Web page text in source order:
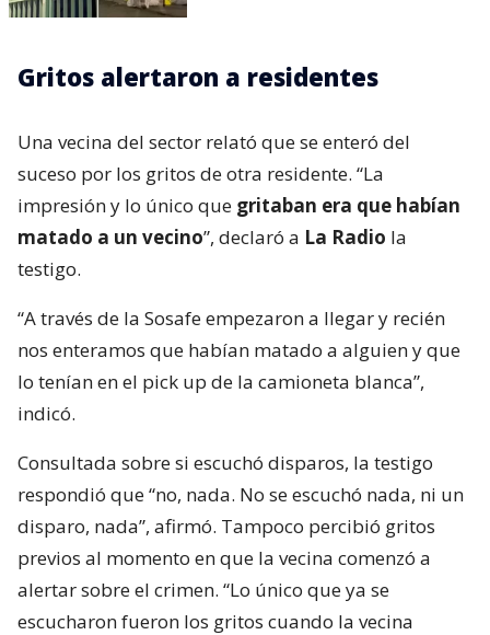
Gritos alertaron a residentes
Una vecina del sector relató que se enteró del
suceso por los gritos de otra residente. “La
impresión y lo único que gritaban era que habían
matado a un vecino”, declaró a La Radio la
testigo.
“A través de la Sosafe empezaron a llegar y recién
nos enteramos que habían matado a alguien y que
lo tenían en el pick up de la camioneta blanca”,
indicó.
Consultada sobre si escuchó disparos, la testigo
respondió que “no, nada. No se escuchó nada, ni un
disparo, nada”, afirmó. Tampoco percibió gritos
previos al momento en que la vecina comenzó a
alertar sobre el crimen. “Lo único que ya se
escucharon fueron los gritos cuando la vecina